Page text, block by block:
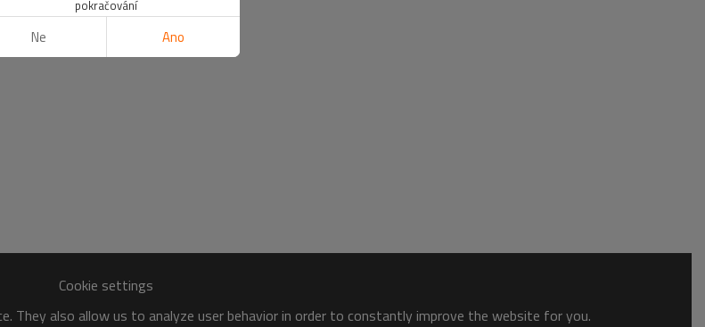
Cookie settings
They also allow us to analyze user behavior in order to constantly improve the website for you.
pokračování
Ne Ano